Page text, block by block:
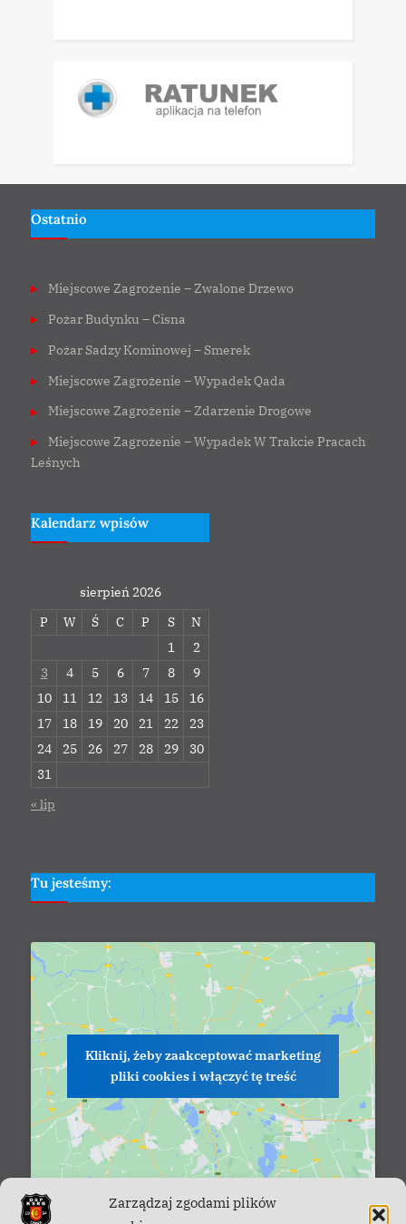
Zarządzaj zgodami plików
Ostatnio
Miejscowe Zagrożenie – Zwalone Drzewo
Pożar Budynku – Cisna
Pożar Sadzy Kominowej – Smerek
Miejscowe Zagrożenie – Wypadek Qada
Miejscowe Zagrożenie – Zdarzenie Drogowe
Miejscowe Zagrożenie – Wypadek W Trakcie Pracach
Leśnych
Kalendarz wpisów
sierpień 2026
P
W Ś C P S
N
1
2
3
4 5 6 7 8
9
10
11 12 13 14 15
16
17
18 19 20 21 22
23
24
25 26 27 28 29
30
31
« lip
Tu jesteśmy:
Kliknij, żeby zaakceptować marketing
pliki cookies i włączyć tę treść